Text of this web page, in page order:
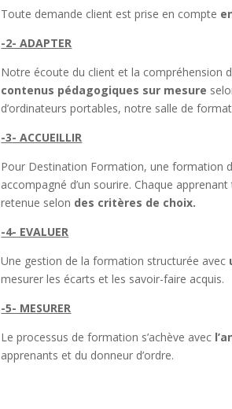
Toute demande client est prise en compte
-2- ADAPTER
Notre écoute du client et la compréhension
contenus pédagogiques sur mesure
d’ordinateurs portables, notre salle de
-3- ACCUEILLIR
Pour Destination Formation, une formation
accompagné d’un sourire. Chaque
retenue selon des critères de choix.
-4- EVALUER
Une gestion de la formation structurée avec
mesurer les écarts et les savoir-faire acquis.
-5- MESURER
Le processus de formation s’achève avec
apprenants et du donneur d’ordre.